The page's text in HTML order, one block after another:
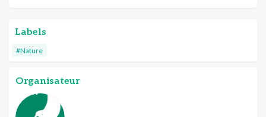
Labels
#Nature
Organisateur